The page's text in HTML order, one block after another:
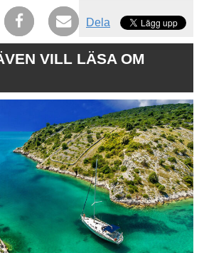
Dela
VILL LÄSA OM